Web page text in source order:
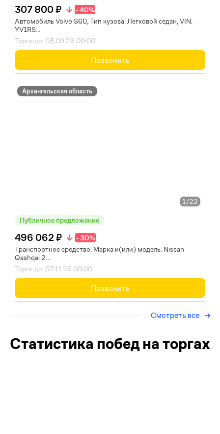
307 800 ₽
- 40%
Автомобиль Volvo S60, Тип кузова: Легковой седан, VIN:
YV1RS...
Торги до: 03.09.26 00:00
Позвонить
Архангельская область
1/22
Публичное предложение
496 062 ₽
- 30%
Транспортное средство: Марка и(или) модель: Nissan
Qashqai 2...
Торги до: 07.11.26 00:00
Позвонить
Смотреть все
Статистика побед на торгах